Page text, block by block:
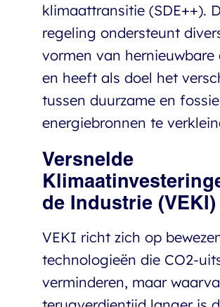
klimaattransitie (SDE++).
regeling ondersteunt
vormen van hernieuwbare
en heeft als doel het
tussen duurzame en
energiebronnen te
Versnelde
de Industrie (VEKI)
VEKI richt zich op
technologieën die CO2-
verminderen, maar